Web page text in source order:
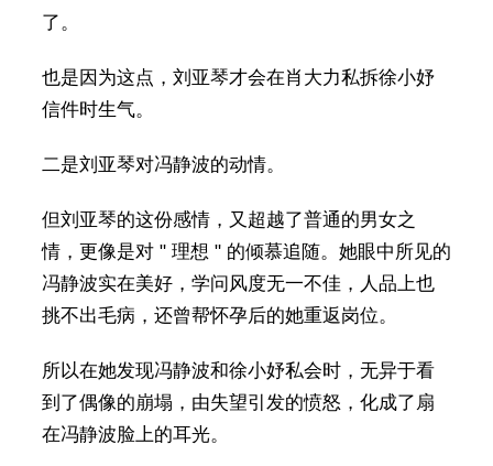
了。
也是因为这点，刘亚琴才会在肖大力私拆徐小妤
信件时生气。
二是刘亚琴对冯静波的动情。
但刘亚琴的这份感情，又超越了普通的男女之
情，更像是对 " 理想 " 的倾慕追随。她眼中所见的
冯静波实在美好，学问风度无一不佳，人品上也
挑不出毛病，还曾帮怀孕后的她重返岗位。
所以在她发现冯静波和徐小妤私会时，无异于看
到了偶像的崩塌，由失望引发的愤怒，化成了扇
在冯静波脸上的耳光。